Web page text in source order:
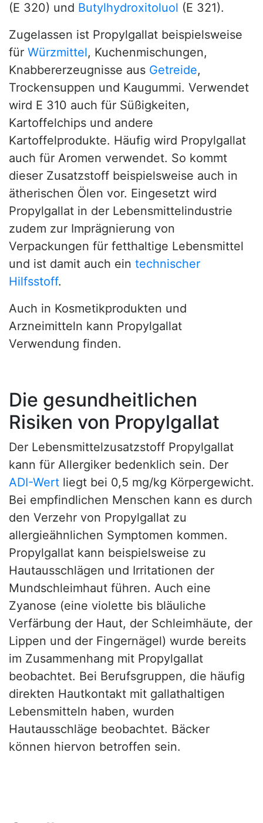
(E 320) und Butylhydroxitoluol (E 321).
Zugelassen ist Propylgallat beispielsweise
für Würzmittel, Kuchenmischungen,
Knabbererzeugnisse aus Getreide,
Trockensuppen und Kaugummi. Verwendet
wird E 310 auch für Süßigkeiten,
Kartoffelchips und andere
Kartoffelprodukte. Häufig wird Propylgallat
auch für Aromen verwendet. So kommt
dieser Zusatzstoff beispielsweise auch in
ätherischen Ölen vor. Eingesetzt wird
Propylgallat in der Lebensmittelindustrie
zudem zur Imprägnierung von
Verpackungen für fetthaltige Lebensmittel
und ist damit auch ein technischer
Hilfsstoff.
Auch in Kosmetikprodukten und
Arzneimitteln kann Propylgallat
Verwendung finden.
Die gesundheitlichen
Risiken von Propylgallat
Der Lebensmittelzusatzstoff Propylgallat
kann für Allergiker bedenklich sein. Der
ADI-Wert liegt bei 0,5 mg/kg Körpergewicht.
Bei empfindlichen Menschen kann es durch
den Verzehr von Propylgallat zu
allergieähnlichen Symptomen kommen.
Propylgallat kann beispielsweise zu
Hautausschlägen und Irritationen der
Mundschleimhaut führen. Auch eine
Zyanose (eine violette bis bläuliche
Verfärbung der Haut, der Schleimhäute, der
Lippen und der Fingernägel) wurde bereits
im Zusammenhang mit Propylgallat
beobachtet. Bei Berufsgruppen, die häufig
direkten Hautkontakt mit gallathaltigen
Lebensmitteln haben, wurden
Hautausschläge beobachtet. Bäcker
können hiervon betroffen sein.